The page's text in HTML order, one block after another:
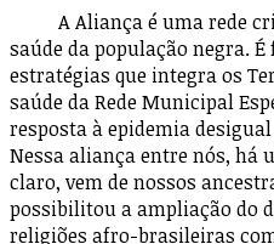
A Aliança é uma rede
saúde da população negra.
estratégias que integra os
saúde da Rede Municipal
resposta à epidemia
Nessa aliança entre nós, há
claro, vem de nossos
possibilitou a ampliação do
religiões afro-brasileiras